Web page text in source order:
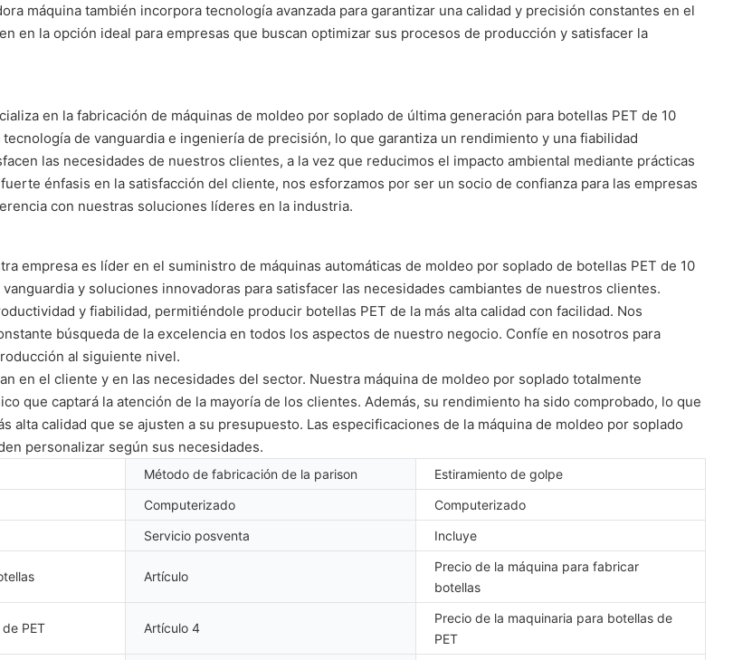
máquina también incorpora tecnología avanzada para garantizar una calidad y precisión constantes en el
en la opción ideal para empresas que buscan optimizar sus procesos de producción y satisfacer la
en la fabricación de máquinas de moldeo por soplado de última generación para botellas PET de 10
de vanguardia e ingeniería de precisión, lo que garantiza un rendimiento y una fiabilidad
las necesidades de nuestros clientes, a la vez que reducimos el impacto ambiental mediante prácticas
énfasis en la satisfacción del cliente, nos esforzamos por ser un socio de confianza para las empresas
con nuestras soluciones líderes en la industria.
empresa es líder en el suministro de máquinas automáticas de moldeo por soplado de botellas PET de 10
y soluciones innovadoras para satisfacer las necesidades cambiantes de nuestros clientes.
y fiabilidad, permitiéndole producir botellas PET de la más alta calidad con facilidad. Nos
búsqueda de la excelencia en todos los aspectos de nuestro negocio. Confíe en nosotros para
al siguiente nivel.
en el cliente y en las necesidades del sector. Nuestra máquina de moldeo por soplado totalmente
que captará la atención de la mayoría de los clientes. Además, su rendimiento ha sido comprobado, lo que
calidad que se ajusten a su presupuesto. Las especificaciones de la máquina de moldeo por soplado
personalizar según sus necesidades.
Método de fabricación de la parison
Estiramiento de golpe
Computerizado
Computerizado
Servicio posventa Incluye
Artículo
Precio de la máquina para fabricar
botellas
PET Artículo 4
Precio de la maquinaria para botellas de
PET